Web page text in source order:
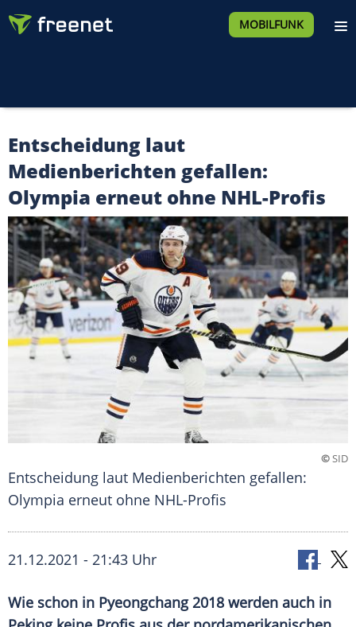
MOBILFUNK
Entscheidung laut
Medienberichten gefallen:
Olympia erneut ohne NHL-Profis
©SID
Entscheidung laut Medienberichten gefallen:
Olympia erneut ohne NHL-Profis
21.12.2021 - 21:43 Uhr
Wie schon in Pyeongchang2018 werden auch in